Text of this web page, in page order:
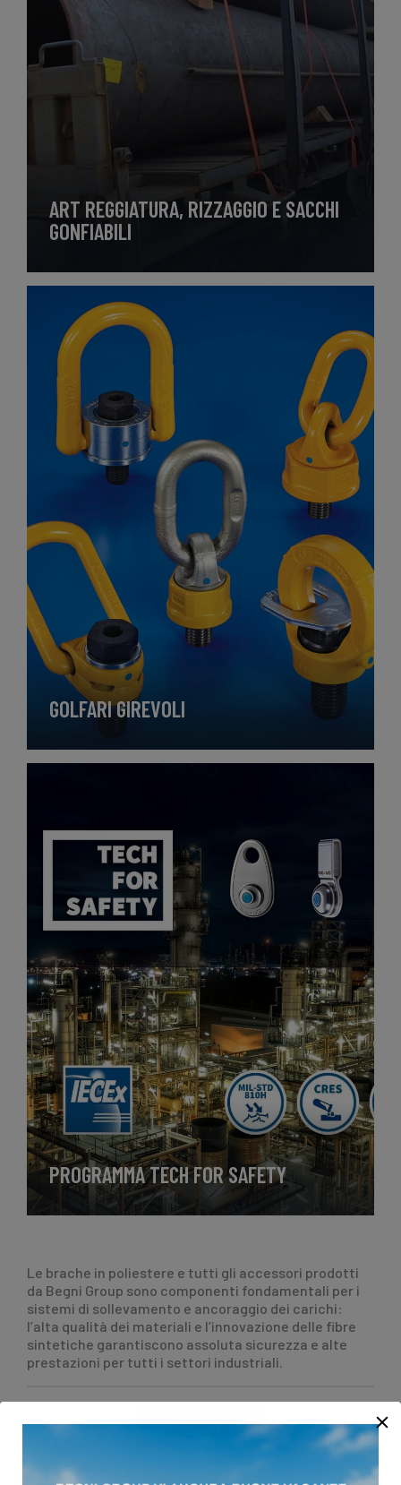
ART REGGIATURA, RIZZAGGIO E SACCHI
GONFIABILI
GOLFARI GIREVOLI
PROGRAMMA TECH FOR SAFETY
Le brache in poliestere e tutti gli accessori prodotti
da Begni Group sono componenti fondamentali per i
sistemi di sollevamento e ancoraggio dei carichi:
l’alta qualità dei materiali e l’innovazione delle fibre
sintetiche garantiscono assoluta sicurezza e alte
prestazioni per tutti i settori industriali.
SCOPRI TUTTI